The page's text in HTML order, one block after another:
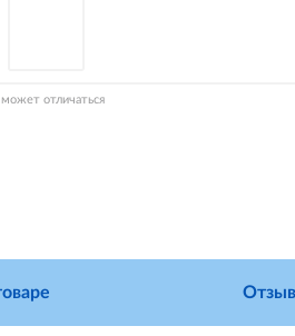
отличаться